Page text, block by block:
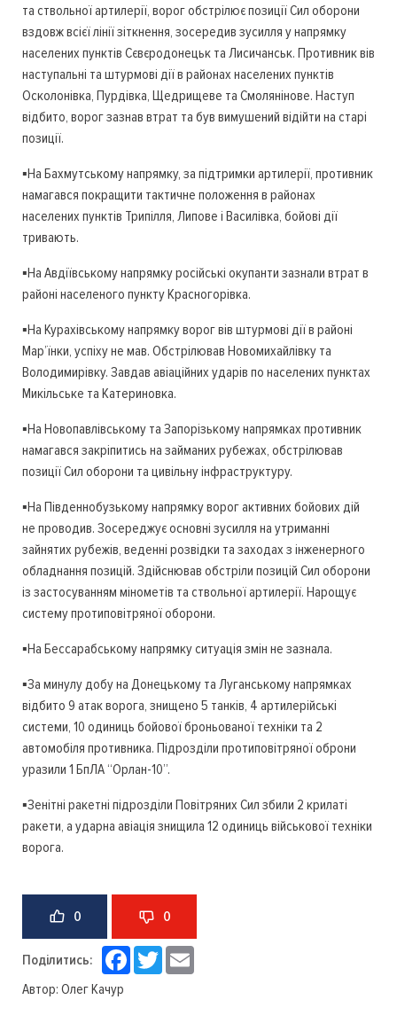
та ствольної артилерії, ворог обстрілює позиції Сил оборони
вздовж всієї лінії зіткнення, зосередив зусилля у напрямку
населених пунктів Сєвєродонецьк та Лисичанськ. Противник вів
наступальні та штурмові дії в районах населених пунктів
Осколонівка, Пурдівка, Щедрищеве та Смолянінове. Наступ
відбито, ворог зазнав втрат та був вимушений відійти на старі
позиції.
▪️На Бахмутському напрямку, за підтримки артилерії, противник
намагався покращити тактичне положення в районах
населених пунктів Трипілля, Липове і Василівка, бойові дії
тривають.
▪️На Авдіївському напрямку російські окупанти зазнали втрат в
районі населеного пункту Красногорівка.
▪️На Курахівському напрямку ворог вів штурмові дії в районі
Мар’їнки, успіху не мав. Обстрілював Новомихайлівку та
Володимирівку. Завдав авіаційних ударів по населених пунктах
Микільське та Катериновка.
▪️На Новопавлівському та Запорізькому напрямках противник
намагався закріпитись на займаних рубежах, обстрілював
позиції Сил оборони та цивільну інфраструктуру.
▪️На Південнобузькому напрямку ворог активних бойових дій
не проводив. Зосереджує основні зусилля на утриманні
зайнятих рубежів, веденні розвідки та заходах з інженерного
обладнання позицій. Здійснював обстріли позицій Сил оборони
із застосуванням мінометів та ствольної артилерії. Нарощує
систему протиповітряної оборони.
▪️На Бессарабському напрямку ситуація змін не зазнала.
▪️За минулу добу на Донецькому та Луганському напрямках
відбито 9 атак ворога, знищено 5 танків, 4 артилерійські
системи, 10 одиниць бойової броньованої техніки та 2
автомобіля противника. Підрозділи протиповітряної оброни
уразили 1 БпЛА “Орлан-10”.
▪️Зенітні ракетні підрозділи Повітряних Сил збили 2 крилаті
ракети, а ударна авіація знищила 12 одиниць військової техніки
ворога.
0 0
Поділитись: Facebook
Twitter
Автор: Олег Качур